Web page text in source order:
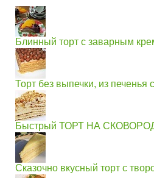
Блинный торт с заварным
Торт без выпечки, из печенья
Быстрый ТОРТ НА
Сказочно вкусный торт с